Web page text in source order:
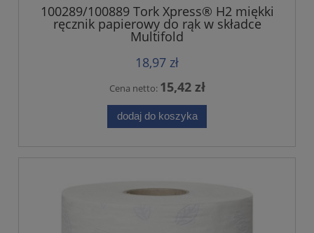
100289/100889 Tork Xpress® H2 miękki
ręcznik papierowy do rąk w składce
Multifold
18,97 zł
Cena netto: 15,42 zł
dodaj do koszyka